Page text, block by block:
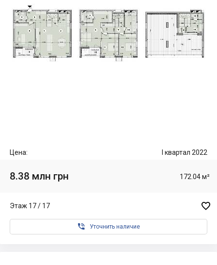
Цена: I квартал 2022
8.38 млн грн 172.04 м²
Этаж 17 / 17 
 Уточнить наличие